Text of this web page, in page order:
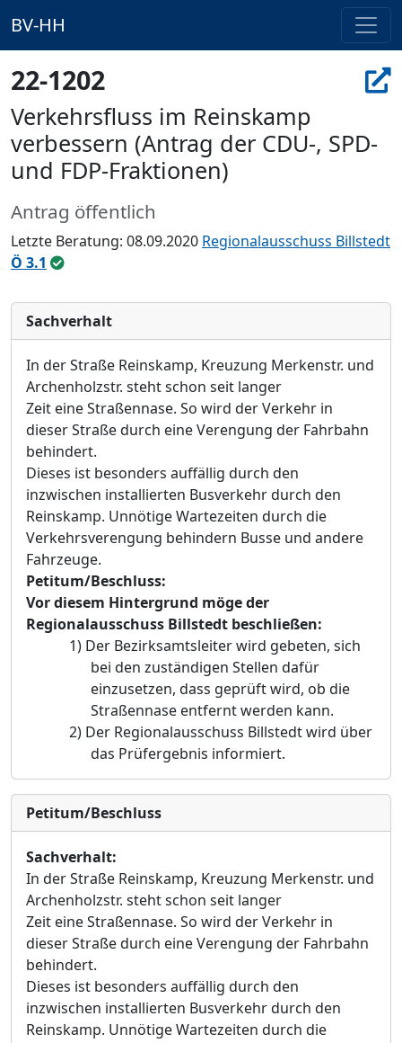
BV-HH
22-1202
Verkehrsfluss im Reinskamp
verbessern (Antrag der CDU-, SPD-
und FDP-Fraktionen)
Antrag öffentlich
Letzte Beratung: 08.09.2020 Regionalausschuss Billstedt
Ö 3.1
Sachverhalt
In der Straße Reinskamp, Kreuzung Merkenstr. und
Archenholzstr. steht schon seit langer
Zeit eine Straßennase. So wird der Verkehr in
dieser Straße durch eine Verengung der Fahrbahn
behindert.
Dieses ist besonders auffällig durch den
inzwischen installierten Busverkehr durch den
Reinskamp. Unnötige Wartezeiten durch die
Verkehrsverengung behindern Busse und andere
Fahrzeuge.
Petitum/Beschluss:
Vor diesem Hintergrund möge der
Regionalausschuss Billstedt beschließen:
1) Der Bezirksamtsleiter wird gebeten, sich
bei den zuständigen Stellen dafür
einzusetzen, dass geprüft wird, ob die
Straßennase entfernt werden kann.
2) Der Regionalausschuss Billstedt wird über
das Prüfergebnis informiert.
Petitum/Beschluss
Sachverhalt:
In der Straße Reinskamp, Kreuzung Merkenstr. und
Archenholzstr. steht schon seit langer
Zeit eine Straßennase. So wird der Verkehr in
dieser Straße durch eine Verengung der Fahrbahn
behindert.
Dieses ist besonders auffällig durch den
inzwischen installierten Busverkehr durch den
Reinskamp. Unnötige Wartezeiten durch die